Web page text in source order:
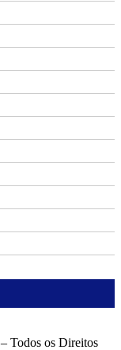
– Todos os Direitos